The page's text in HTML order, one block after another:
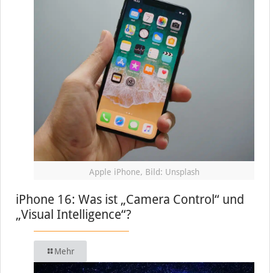
Apple iPhone, Bild: Unsplash
iPhone 16: Was ist „Camera Control“ und
„Visual Intelligence“?
Mehr